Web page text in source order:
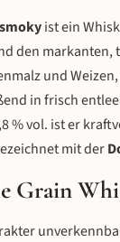
ist ein
den
und
in frisch
% vol. ist er
mit der
Grain